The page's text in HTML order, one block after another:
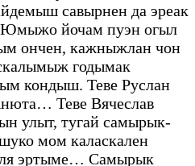
савырнен да эреак
йочам пуэн огыл
ончен, кажныжлан чон
годымак
кондыш. Теве Руслан
Теве Вячеслав
улыт, тугай самырык-
мом каласкален
эртыме… Самырык